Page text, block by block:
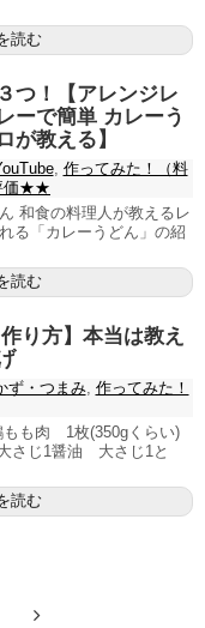
読む
つ！【アレンジレ
ーで簡単 カレーう
が教える】
, 作ってみた！（料
価★★
和食の料理人が教えるレ
る「カレーうどん」の紹
読む
り方】本当は教え
ず・つまみ, 作ってみた！
もも肉 1枚(350gくらい)
じ1醤油 大さじ1と
読む